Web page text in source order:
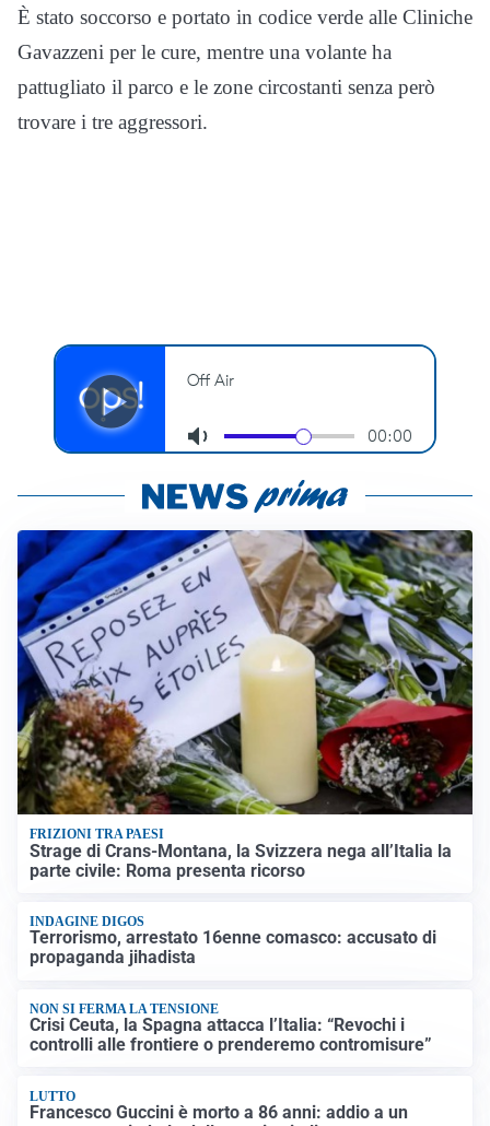
È stato soccorso e portato in codice verde alle Cliniche
Gavazzeni per le cure, mentre una volante ha
pattugliato il parco e le zone circostanti senza però
trovare i tre aggressori.
FRIZIONI TRA PAESI
Strage di Crans-Montana, la Svizzera nega all’Italia la
parte civile: Roma presenta ricorso
INDAGINE DIGOS
Terrorismo, arrestato 16enne comasco: accusato di
propaganda jihadista
NON SI FERMA LA TENSIONE
Crisi Ceuta, la Spagna attacca l’Italia: “Revochi i
controlli alle frontiere o prenderemo contromisure”
LUTTO
Francesco Guccini è morto a 86 anni: addio a un